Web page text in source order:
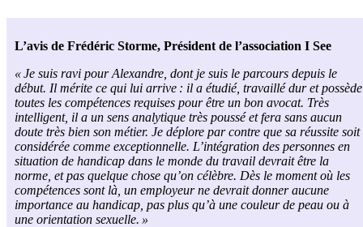
L’avis de Frédéric Storme, Président de l’association I See
«Je suis ravi pour Alexandre dont je suis le parcours depuis le
début. Il mérite ce qui lui arrive : il a étudié, travaillé dur etpossède
toutes les compétences requises pour être un bon avocat. Très
intelligent, il a un sens analytique très poussé et fera sans aucun
doute très bien son métier. Je déplore par contre que sa réussite soit
considérée comme exceptionnelle. L’intégration des personnes en
situation de handicap dans le monde du travail devrait être la
norme et pas quelque chose qu’on célèbre. Dès le moment où les
compétences sont là, un employeur ne devrait donner aucune
importance au handicap, pas plus qu’à une couleur de peau ou à
une orientation sexuelle. »